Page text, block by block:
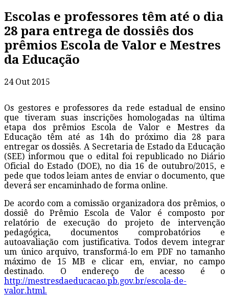
Escolas e professores têm até o dia
28 para entrega de dossiês dos
prêmios Escola de Valor e Mestres
da Educação
24 Out 2015
Os gestores e professores da rede estadual de ensino
que tiveram suas inscrições homologadas na última
etapa dos prêmios Escola de Valor e Mestres da
Educação têm até as 14h do próximo dia 28 para
entregar os dossiês. A Secretaria de Estado da Educação
(SEE) informou que o edital foi republicado no Diário
Oficial do Estado (DOE), no dia 16 de outubro/2015, e
pede que todos leiam antes de enviar o documento, que
deverá ser encaminhado de forma online.
De acordo com a comissão organizadora dos prêmios, o
dossiê do Prêmio Escola de Valor é composto por
relatório de execução do projeto de intervenção
pedagógica, documentos comprobatórios e
autoavaliação com justificativa. Todos devem integrar
um único arquivo, transformá-lo em PDF no tamanho
máximo de 15 MB e clicar em, enviar, no campo
destinado. O endereço de acesso é o
http://mestresdaeducacao.pb.gov.br/escola-de-
valor.html.